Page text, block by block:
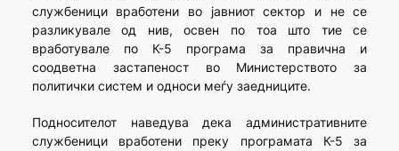
службеници вработени во јавниот сектор и не се
разликувале од нив, освен по тоа што тие се
вработувале по К-5 програма за правична и
соодветна застапеност во Министерството за
политички систем и односи меѓу заедниците.
Подносителот наведува дека административните
службеници вработени преку програмата К-5 за